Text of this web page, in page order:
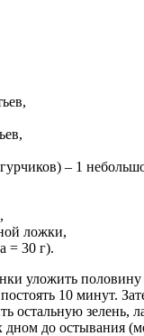
– 1
ложки,
= 30 г).
уложить половину
10 минут.
остальную зелень,
дном до